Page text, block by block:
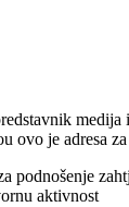
ovo je adresa za
podnošenje
aktivnost